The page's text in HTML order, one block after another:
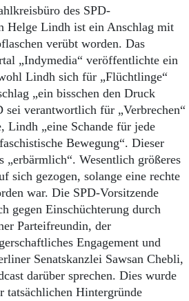
Start
Wer wir sind
Ausgabe
Login
werden
Prämien
Archiv
Mediadaten
Leben
Geschichte
Ostpreußen
Pommern
Brandenburg
Schlesien
und Westpreußen
Bücher
Kontakt
Impressum
des SPD-
Helge Lindh ist ein Anschlag mit
verübt worden. Das
„Indymedia“ veröffentlichte ein
Lindh sich für „Flüchtlinge“
„ein bisschen den Druck
sei verantwortlich für „Verbrechen“
Lindh „eine Schande für jede
Bewegung“. Dieser
Wesentlich größeres
sich gezogen, solange eine rechte
war. Die SPD-Vorsitzende
gegen Einschüchterung durch
Parteifreundin, der
Engagement und
Senatskanzlei Sawsan Chebli,
darüber sprechen. Dies wurde
tatsächlichen Hintergründe